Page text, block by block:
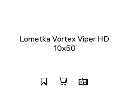
Lornetka Vortex Viper HD
10x50